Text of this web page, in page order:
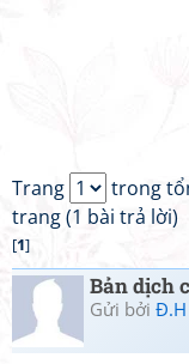
Trang
trong
trang (1 bài trả lời)
[1]
Bản dịch
Gửi bởi Đ.H